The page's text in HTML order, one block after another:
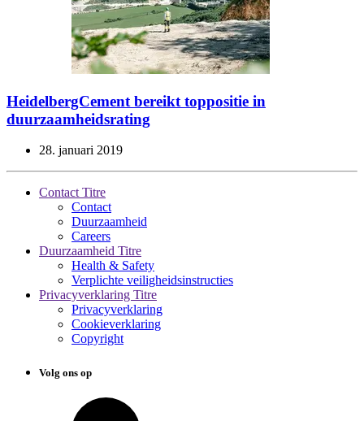
HeidelbergCement bereikt toppositie in
duurzaamheidsrating
28. januari 2019
Contact Titre
Contact
Duurzaamheid
Careers
Duurzaamheid Titre
Health & Safety
Verplichte veiligheidsinstructies
Privacyverklaring Titre
Privacyverklaring
Cookieverklaring
Copyright
Volg ons op